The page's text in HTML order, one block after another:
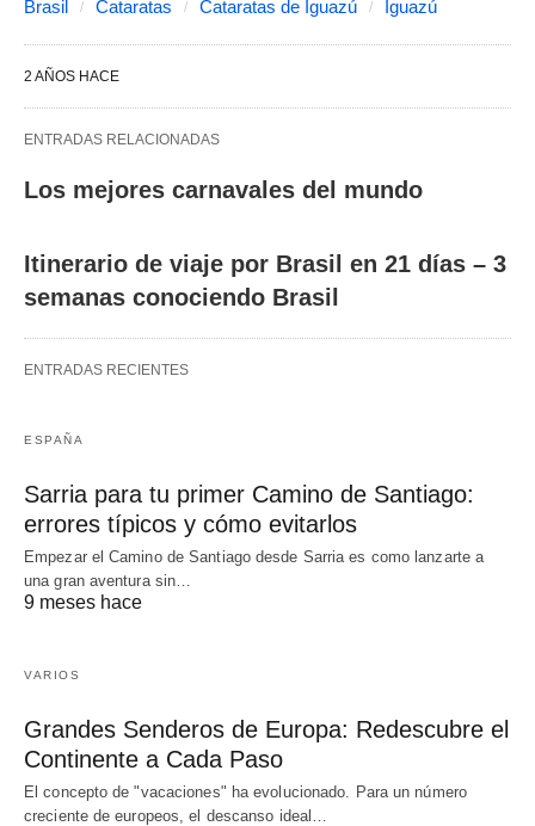
Brasil Cataratas Cataratas de Iguazú Iguazú
2 AÑOS HACE
ENTRADAS RELACIONADAS
Los mejores carnavales del mundo
Itinerario de viaje por Brasil en 21 días – 3
semanas conociendo Brasil
ENTRADAS RECIENTES
ESPAÑA
Sarria para tu primer Camino de Santiago:
errores típicos y cómo evitarlos
Empezar el Camino de Santiago desde Sarria es como lanzarte a
una gran aventura sin…
9 meses hace
VARIOS
Grandes Senderos de Europa: Redescubre el
Continente a Cada Paso
El concepto de "vacaciones" ha evolucionado. Para un número
creciente de europeos, el descanso ideal…